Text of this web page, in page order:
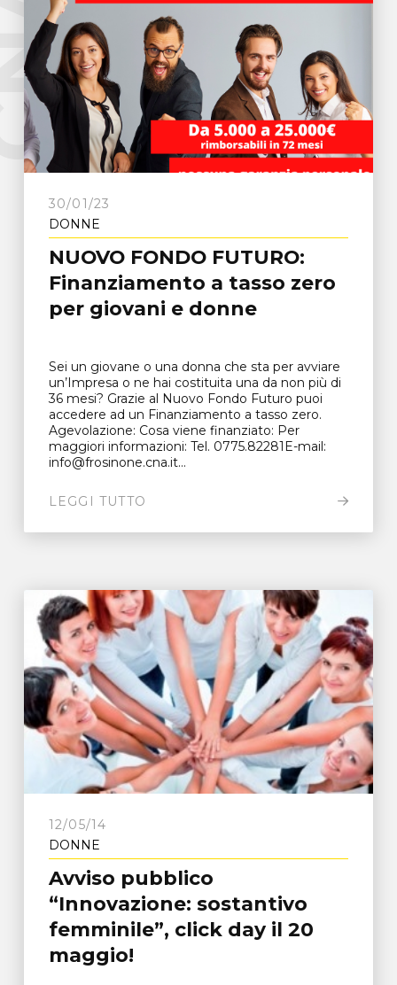
30/01/23
DONNE
NUOVO FONDO FUTURO:
Finanziamento a tasso zero
per giovani e donne
Sei un giovane o una donna che sta per avviare
un’Impresa o ne hai costituita una da non più di
36 mesi? Grazie al Nuovo Fondo Futuro puoi
accedere ad un Finanziamento a tasso zero.
Agevolazione: Cosa viene finanziato: Per
maggiori informazioni: Tel. 0775.82281E-mail:
info@frosinone.cna.it...
LEGGI TUTTO
12/05/14
DONNE
Avviso pubblico
“Innovazione: sostantivo
femminile”, click day il 20
maggio!